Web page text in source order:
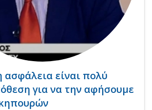
ασφάλεια είναι πολύ
για να την αφήσουμε